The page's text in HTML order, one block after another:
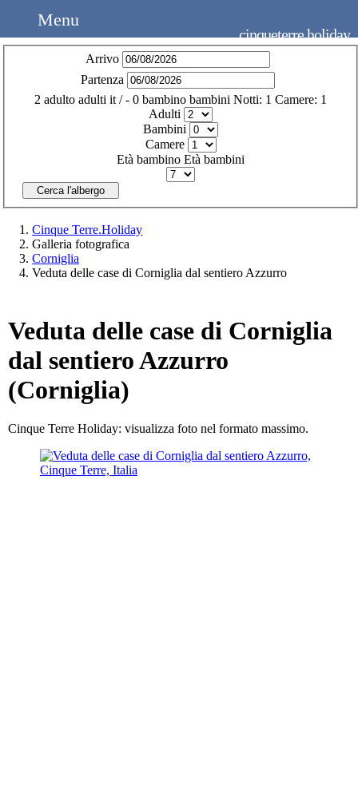
Menu
cinqueterre.holiday
Arrivo
Partenza
2 adulto adulti it / - 0 bambino bambini Notti: 1 Camere: 1
Adulti
Bambini
Camere
Età bambino Età bambini
Cerca l'albergo
Cinque Terre.Holiday
Galleria fotografica
Corniglia
Veduta delle case di Corniglia dal sentiero Azzurro
Veduta delle case di Corniglia
dal sentiero Azzurro
(Corniglia)
Cinque Terre Holiday: visualizza foto nel formato massimo.